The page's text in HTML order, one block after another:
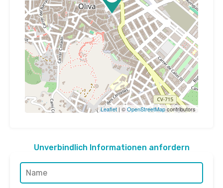
Leaflet | ©OpenStreetMapcontributors
Unverbindlich Informationen anfordern